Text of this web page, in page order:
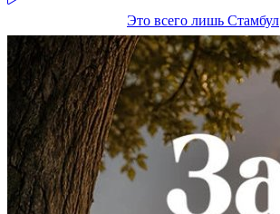
Это всего лишь Стамбул